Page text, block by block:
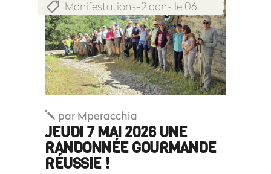
Manifestations-2 dans le 06
par Mperacchia
JEUDI 7 MAI 2026 UNE
RANDONNÉE GOURMANDE
RÉUSSIE !